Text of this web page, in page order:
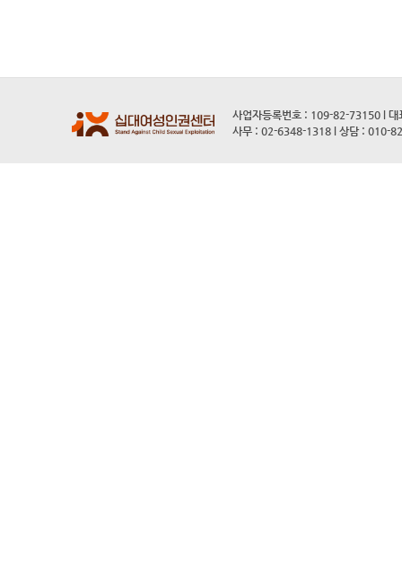
사업자등록번호 : 109-82-73150 l 대
사무 : 02-6348-1318 l 상담 : 010-